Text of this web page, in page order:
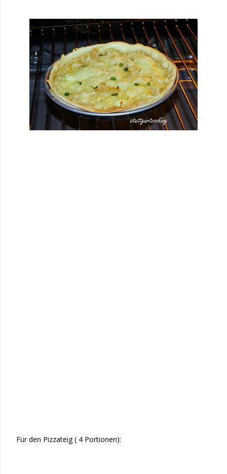
Für den Pizzateig ( 4 Portionen):